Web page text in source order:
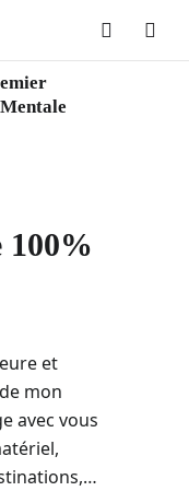
100%
et
mon
avec vous